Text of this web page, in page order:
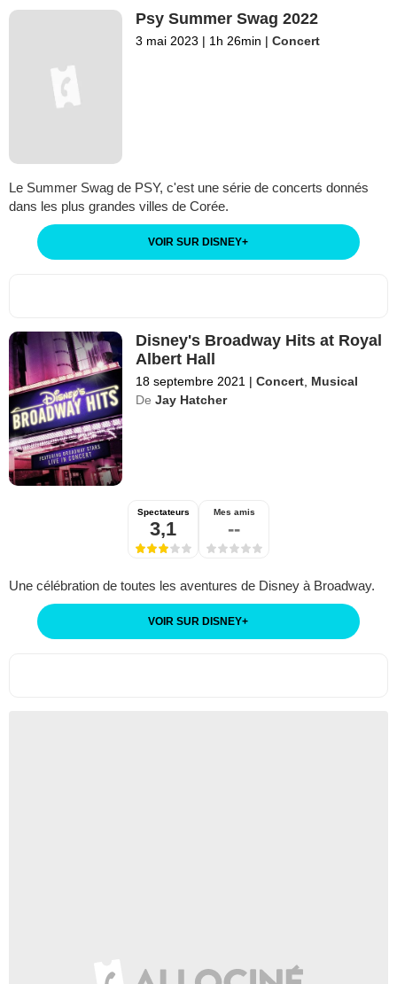
Psy Summer Swag 2022
3 mai 2023 | 1h 26min | Concert
Le Summer Swag de PSY, c'est une série de concerts donnés
dans les plus grandes villes de Corée.
VOIR SUR DISNEY+
Disney's Broadway Hits at Royal
Albert Hall
18 septembre 2021 | Concert Musical
De Jay Hatcher
Spectateurs
3,1
Mes amis
--
Une célébration de toutes les aventures de Disney à Broadway.
VOIR SUR DISNEY+